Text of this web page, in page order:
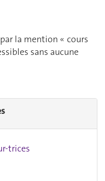
la mention « cours
sans aucune
trices